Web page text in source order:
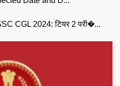
CGL 2024: टियर 2 परी�...